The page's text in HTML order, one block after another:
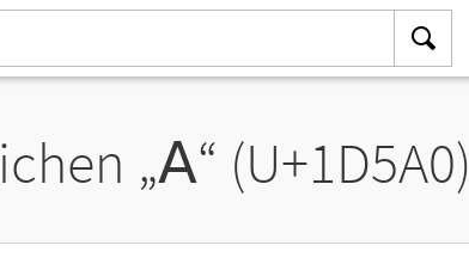
„𝖠“ (U+1D5A0)